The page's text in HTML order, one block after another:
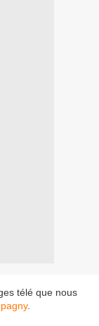
télé que nous
.